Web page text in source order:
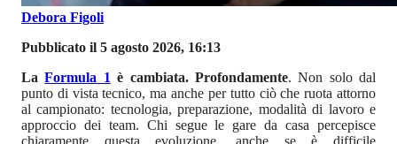
Debora Figoli
Pubblicato il 5 agosto 2026, 16:13
LaFormula 1 è cambiata. Profondamente. Non solo dal
punto di vista tecnico, ma anche per tutto ciò che ruota attorno
al campionato: tecnologia, preparazione, modalità di lavoro e
approccio dei team. Chi segue le gare da casa percepisce
chiaramente questa evoluzione, anche se è difficile